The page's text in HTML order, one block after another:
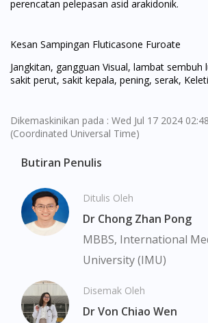
perencatan pelepasan asid arakidonik.
Kesan Sampingan Fluticasone Furoate
Jangkitan, gangguan Visual, lambat sembuh
sakit perut, sakit kepala, pening, serak,
Dikemaskinikan pada : Wed Jul 17 2024
(Coordinated Universal Time)
Butiran Penulis
Ditulis Oleh
Dr Chong Zhan Pong
MBBS, International
University (IMU)
Disemak Oleh
Dr Von Chiao Wen